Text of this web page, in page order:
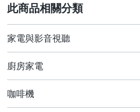
其它
[全店] 新店大促全館滿額折扣
家電與影音視聽
廚房家電
咖啡機